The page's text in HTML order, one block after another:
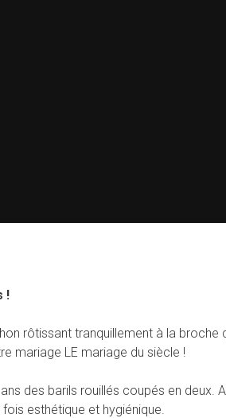
!
rôtissant tranquillement à la broche
mariage LE mariage du siècle !
des barils rouillés coupés en deux.
esthétique et hygiénique.